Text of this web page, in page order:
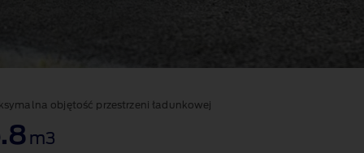
objętość przestrzeni ładunkowej
m3